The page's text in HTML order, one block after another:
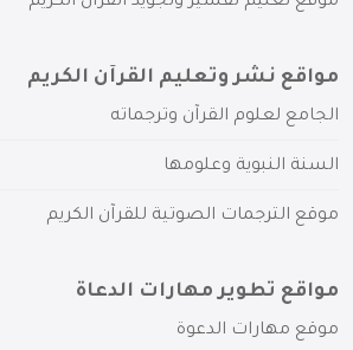
مواقع نشر وتعليم القرآن الكريم
الجامع لعلوم القرآن وترجماته
السنة النبوية وعلومها
موقع الترجمات الصوتية للقرآن الكريم
مواقع تطوير مهارات الدعاة
موقع مهارات الدعوة